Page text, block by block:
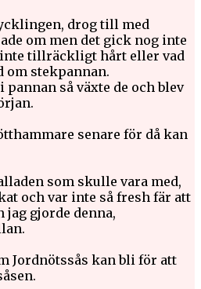
drog till med
om men det gick nog inte
inte tillräckligt hårt eller vad
om stekpannan.
pannan så växte de och blev
senare för då kan
som skulle vara med,
och var inte så fresh fär att
gjorde denna,
Jordnötssås kan bli för att